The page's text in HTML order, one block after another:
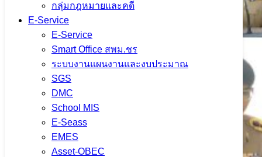
กลุ่มกฎหมายและคดี
E-Service
E-Service
Smart Office สพม.ชร
ระบบงานแผนงานและงบประมาณ
SGS
DMC
School MIS
E-Seass
EMES
Asset-OBEC